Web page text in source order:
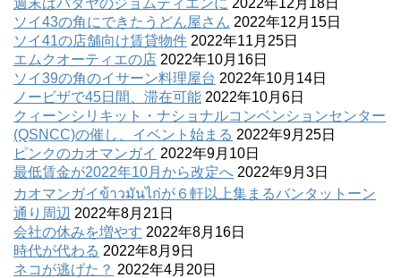
ソイ43の角にできたうどん屋さん 2022年12月15日
ソイ41の店舗向け賃貸物件 2022年11月25日
エムクオーティエの店 2022年10月16日
ソイ39の角のイサーン料理屋台 2022年10月14日
ノービザで45日間、滞在可能 2022年10月6日
クィーンシリキット・ナショナルコンベンションセンター
(QSNCC)の催し、イベント始まる 2022年9月25日
ピンクのカオマンガイ 2022年9月10日
最低賃金が2022年10月から改定へ 2022年9月3日
カオマンガイข้าวมันไก่が６軒以上集まるバンタットーン
通り周辺 2022年8月21日
会社の休みを増やす 2022年8月16日
時代が代わる 2022年8月9日
ネコが逃げた？ 2022年4月20日